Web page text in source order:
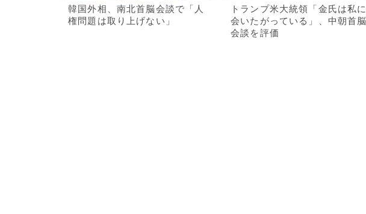
韓国外相、南北首脳会談で「人
権問題は取り上げない」
トランプ米大統領「金氏は私に
会いたがっている」、中朝首脳
会談を評価